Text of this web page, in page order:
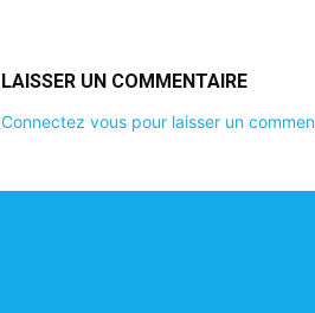
LAISSER UN COMMENTAIRE
Connectez vous pour laisser un